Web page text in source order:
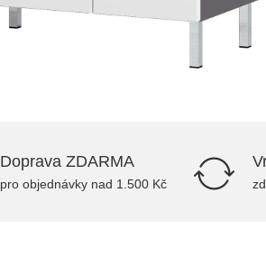
Doprava ZDARMA
pro objednávky nad 1.500 Kč